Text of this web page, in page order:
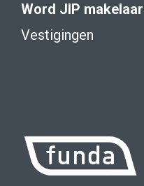
Word JIP
Vestigingen